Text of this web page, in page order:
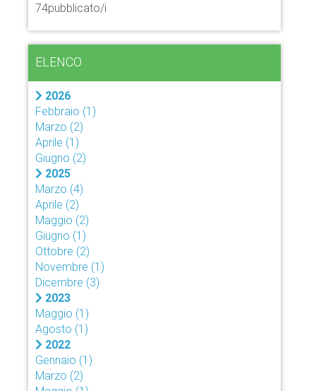
74pubblicato/i
ELENCO
2026
Febbraio (1)
Marzo (2)
Aprile (1)
Giugno (2)
2025
Marzo (4)
Aprile (2)
Maggio (2)
Giugno (1)
Ottobre (2)
Novembre (1)
Dicembre (3)
2023
Maggio (1)
Agosto (1)
2022
Gennaio (1)
Marzo (2)